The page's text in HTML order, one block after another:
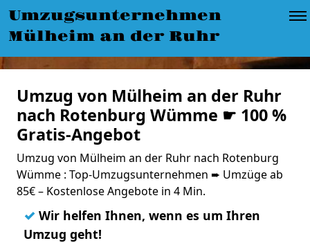
Umzugsunternehmen
Mülheim an der Ruhr
Umzug von Mülheim an der Ruhr
nach Rotenburg Wümme ☛ 100 %
Gratis-Angebot
Umzug von Mülheim an der Ruhr nach Rotenburg
Wümme : Top-Umzugsunternehmen ➨ Umzüge ab
85€ – Kostenlose Angebote in 4 Min.
✓ Wir helfen Ihnen, wenn es um Ihren
Umzug geht!